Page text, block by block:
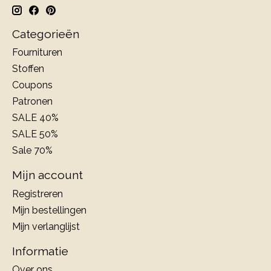
Categorieën
Fournituren
Stoffen
Coupons
Patronen
SALE 40%
SALE 50%
Sale 70%
Mijn account
Registreren
Mijn bestellingen
Mijn verlanglijst
Informatie